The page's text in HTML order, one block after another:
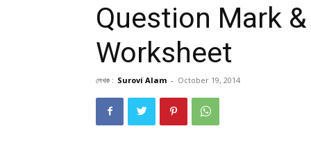
Question Mark
Worksheet
লেখক : Surovi Alam - October 19, 2014